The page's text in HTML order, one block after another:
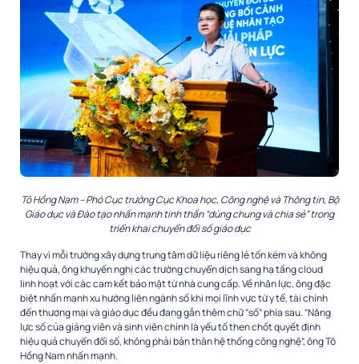
Tô Hồng Nam – Phó Cục trưởng Cục Khoa học, Công nghệ và Thông tin, Bộ
Giáo dục và Đào tạo nhấn mạnh tinh thần “dùng chung và chia sẻ” trong
triển khai chuyển đổi số giáo dục
Thay vì mỗi trường xây dựng trung tâm dữ liệu riêng lẻ tốn kém và không
hiệu quả, ông khuyến nghị các trường chuyển dịch sang hạ tầng cloud
linh hoạt với các cam kết bảo mật từ nhà cung cấp. Về nhân lực, ông đặc
biệt nhấn mạnh xu hướng liên ngành số khi mọi lĩnh vực từ y tế, tài chính
đến thương mại và giáo dục đều đang gắn thêm chữ “số” phía sau. “Năng
lực số của giảng viên và sinh viên chính là yếu tố then chốt quyết định
hiệu quả chuyển đổi số, không phải bản thân hệ thống công nghệ”, ông Tô
Hồng Nam nhấn mạnh.